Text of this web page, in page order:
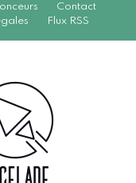
Contact
Flux RSS